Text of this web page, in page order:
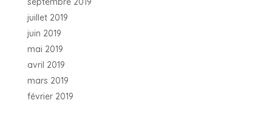
juillet 2019
juin 2019
mai 2019
avril 2019
mars 2019
février 2019